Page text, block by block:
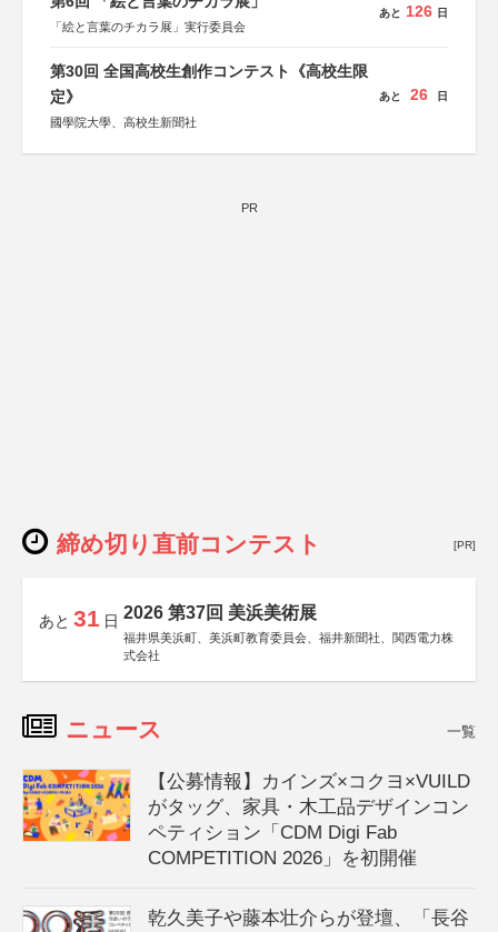
「絵と言葉のチカラ展」実行委員会
あと 126 日
第30回 全国高校生創作コンテスト《高校生限
定》
國學院大學、高校生新聞社
あと 26 日
PR
締め切り直前コンテスト [PR]
あと 31 日 2026 第37回 美浜美術展
福井県美浜町、美浜町教育委員会、福井新聞社、関西電力株
式会社
ニュース 一覧
【公募情報】カインズ×コクヨ×VUILD
がタッグ、家具・木工品デザインコン
ペティション「CDM Digi Fab
COMPETITION 2026」を初開催
乾久美子や藤本壮介らが登壇、「長谷